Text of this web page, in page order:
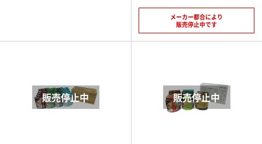
メーカー都合により
販売停止中です